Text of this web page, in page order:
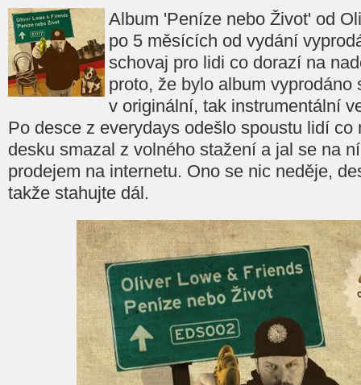
Album 'Peníze nebo Život' od
po 5 měsících od vydání
schovaj pro lidi co dorazí na
proto, že bylo album vyprodáno
v originální, tak instrumentální
Po desce z everydays odešlo spoustu lidí co
desku smazal z volného stažení a jal se na
prodejem na internetu. Ono se nic neděje,
takže stahujte dál.